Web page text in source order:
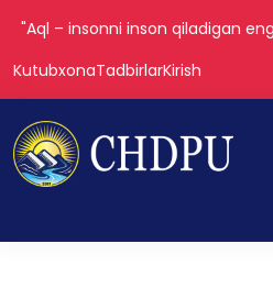
"Aql – insonni inson qiladigan
KutubxonaTadbirlarKirish